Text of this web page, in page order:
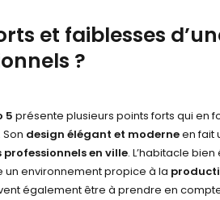
et faiblesses
?
5 présente plusieurs points forts qui en
design élégant et moderneen fait
en ville. L’habitacle
un environnement propice à la
également être à prendre en